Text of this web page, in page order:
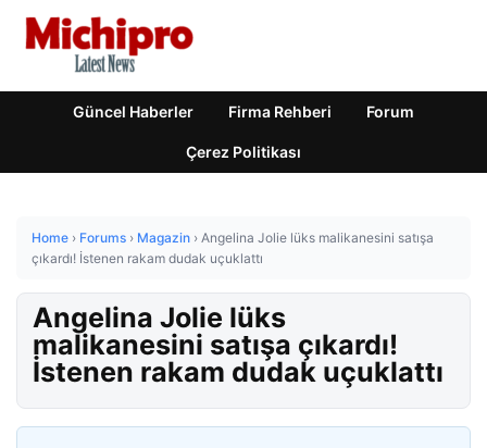
Güncel Haberler Firma Rehberi Forum
Çerez Politikası
Home › Forums › Magazin › Angelina Jolie lüks malikanesini satışa
çıkardı! İstenen rakam dudak uçuklattı
Angelina Jolie lüks
malikanesini satışa çıkardı!
İstenen rakam dudak uçuklattı